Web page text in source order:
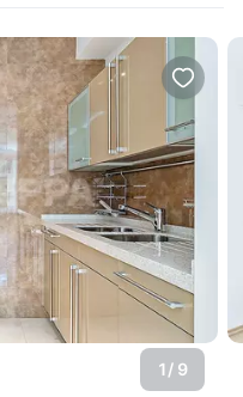
1/ 9